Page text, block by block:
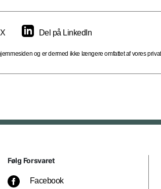
Del på LinkedIn
og er dermed ikke længere omfattet af vores
Følg Forsvaret
Facebook